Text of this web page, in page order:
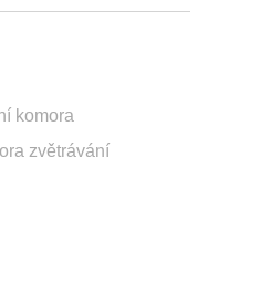
komora
zvětrávání